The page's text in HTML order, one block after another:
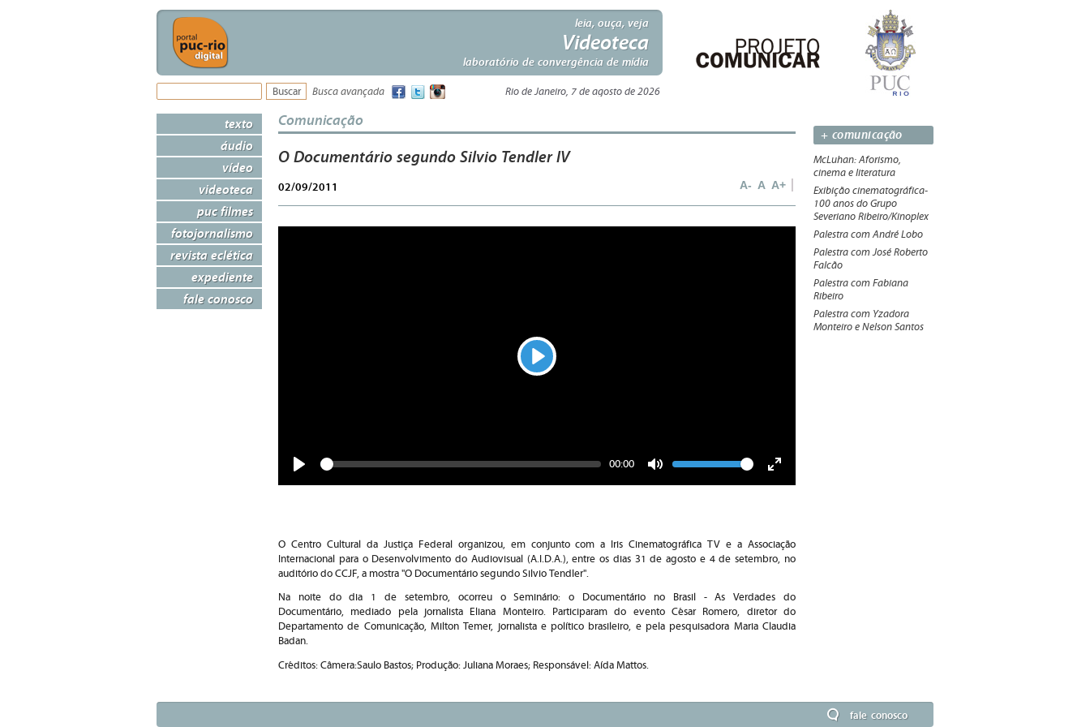
leia, ouça, veja
Videoteca
laboratório de convergência de mídia
Busca avançada Rio de Janeiro, 7 de agosto de 2026
texto
áudio
vídeo
videoteca
puc filmes
fotojornalismo
revista eclética
expediente
fale conosco
Comunicação
O Documentário segundo Silvio Tendler IV
02/09/2011 A- A A+
Play
Seek
Current
00:00
Volume
O Centro Cultural da Justiça Federal organizou, em conjunto com a Iris Cinematográfica TV e a Associação
Internacional para o Desenvolvimento do Audiovisual (A.I.D.A.), entre os dias 31 de agosto e 4 de setembro, no
auditório do CCJF, a mostra "O Documentário segundo Silvio Tendler".
Na noite do dia 1 de setembro, ocorreu o Seminário: o Documentário no Brasil - As Verdades do
Documentário, mediado pela jornalista Eliana Monteiro. Participaram do evento César Romero, diretor do
Departamento de Comunicação, Milton Temer, jornalista e político brasileiro, e pela pesquisadora Maria Claudia
Badan.
Créditos: Câmera:Saulo Bastos; Produção: Juliana Moraes; Responsável: Aída Mattos.
+ comunicação
McLuhan: Aforismo,
cinema e literatura
Exibição cinematográfica-
100 anos do Grupo
Severiano Ribeiro/Kinoplex
Palestra com André Lobo
Palestra com José Roberto
Falcão
Palestra com Fabiana
Ribeiro
Palestra com Yzadora
Monteiro e Nelson Santos
fale conosco